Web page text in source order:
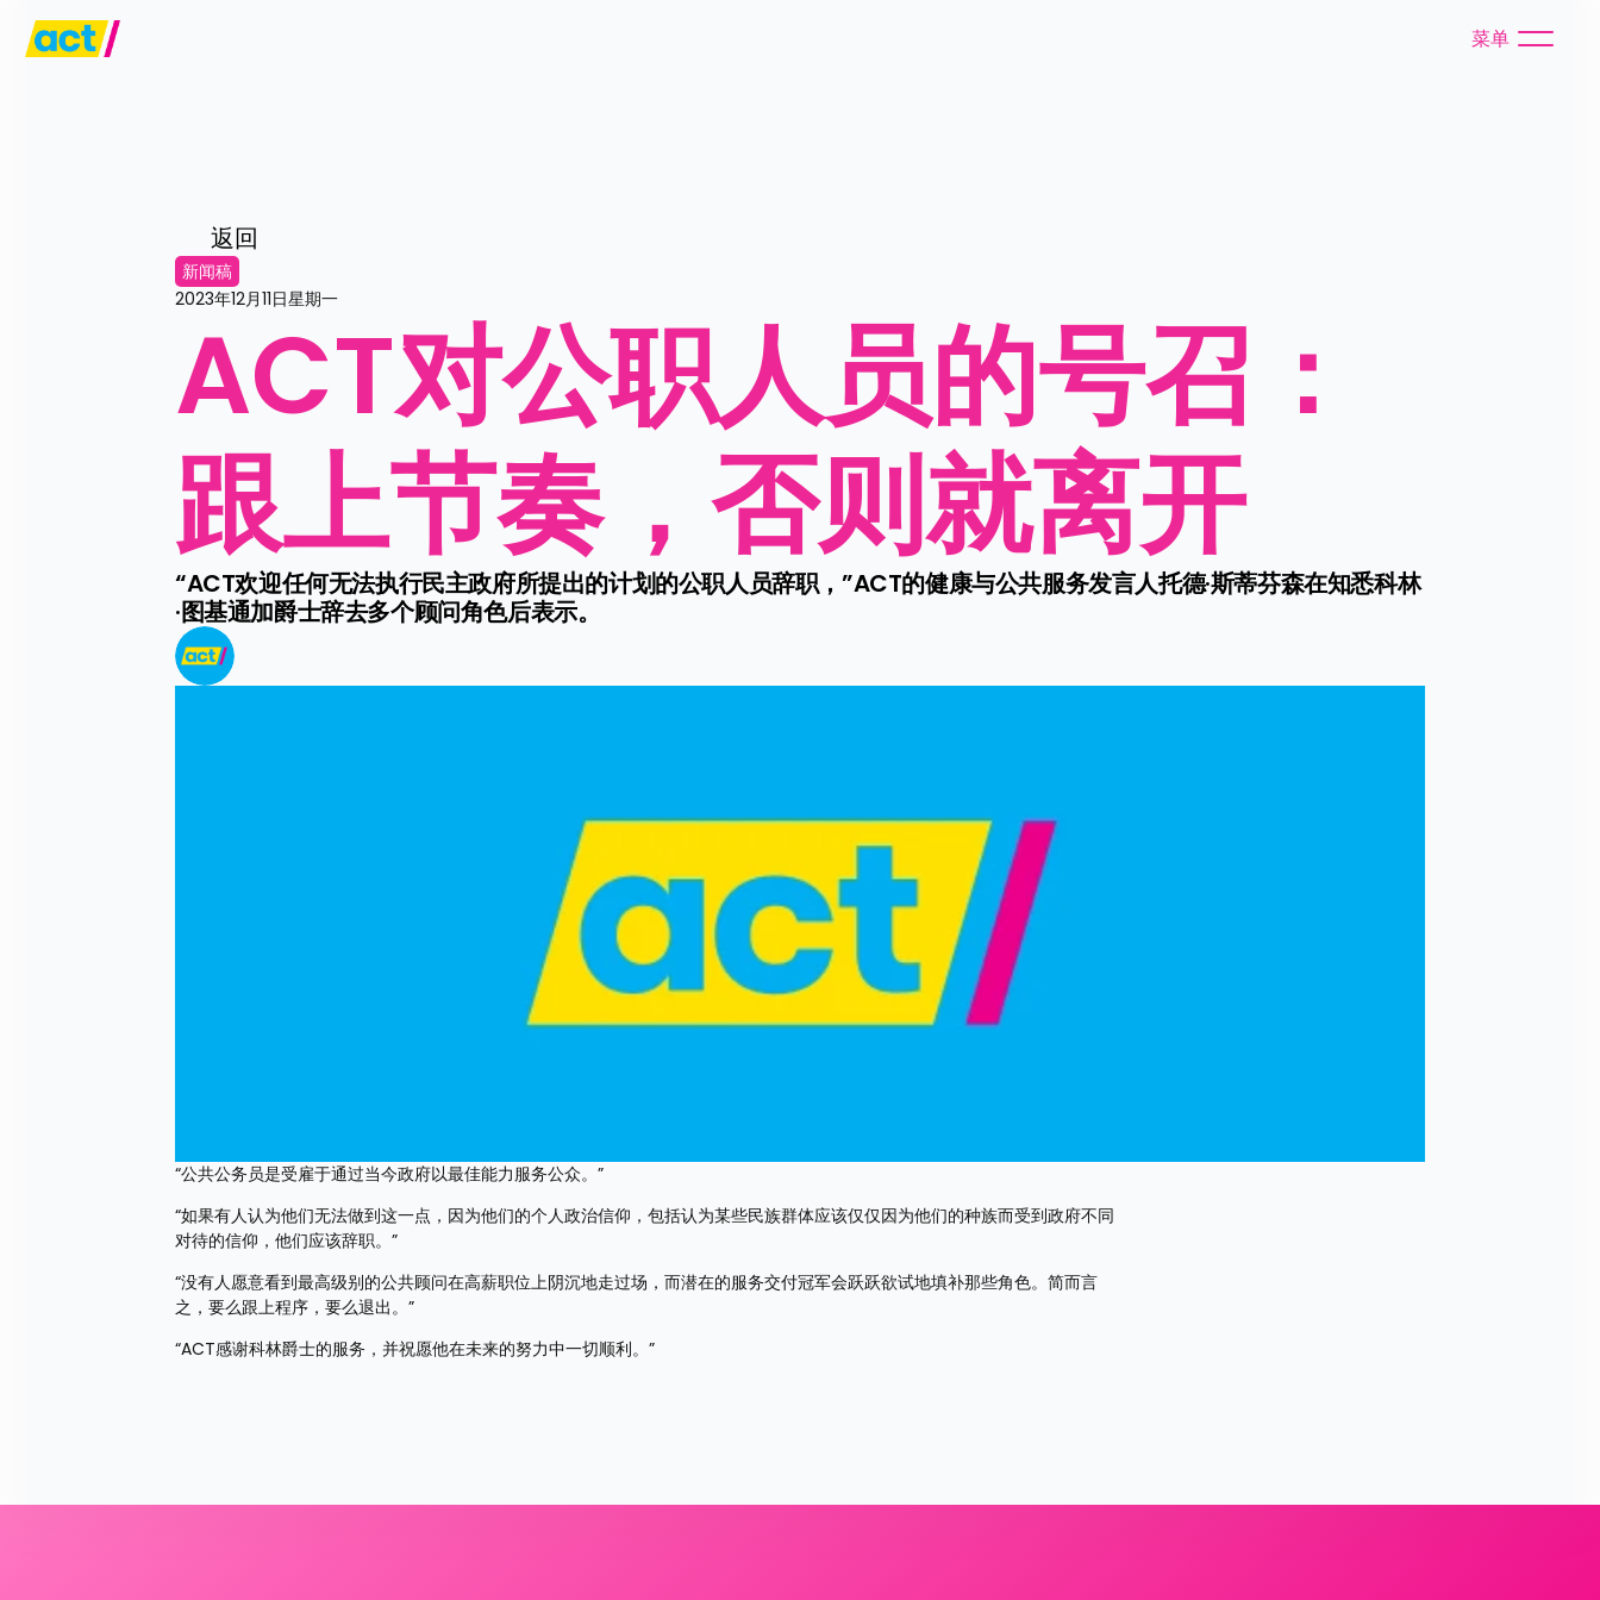
菜单
返回
新闻稿
2023年12月11日星期一
ACT对公职人员的号召：
跟上节奏，否则就离开
“ACT欢迎任何无法执行民主政府所提出的计划的公职人员辞职，”ACT的健康与公共服务发言人托德·斯蒂芬森在知悉科林
·图基通加爵士辞去多个顾问角色后表示。
“公共公务员是受雇于通过当今政府以最佳能力服务公众。”
“如果有人认为他们无法做到这一点，因为他们的个人政治信仰，包括认为某些民族群体应该仅仅因为他们的种族而受到政府不同
对待的信仰，他们应该辞职。”
“没有人愿意看到最高级别的公共顾问在高薪职位上阴沉地走过场，而潜在的服务交付冠军会跃跃欲试地填补那些角色。简而言
之，要么跟上程序，要么退出。”
“ACT感谢科林爵士的服务，并祝愿他在未来的努力中一切顺利。”